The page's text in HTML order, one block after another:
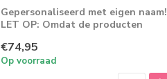
Gepersonaliseerd met eigen naam!
LET OP: Omdat de producten
€74,95
Op voorraad